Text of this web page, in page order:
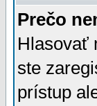
Prečo
Hlasovať
ste
prístup